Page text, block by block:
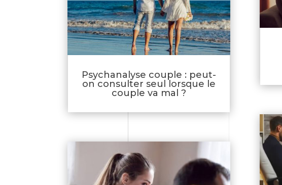
Psychanalyse couple : peut-
on consulter seul lorsque le
couple va mal ?